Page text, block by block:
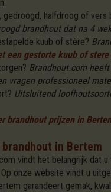
gedroogd, halfdroog of vers
brandhout dat na 4
kuub of stère?
een gestorte kuub of
Brandhout.com
vragen professioneel
Uitsluitend
brandhout prijzen in
in Bertem
vindt het belangrijk dat
onze website vindt u
garandeert gemak,